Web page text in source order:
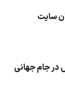
سایت
در جام جهانی